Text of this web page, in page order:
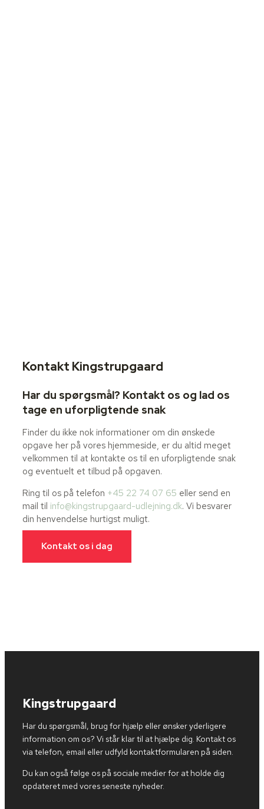
Kontakt Kingstrupgaard
Har du spørgsmål? Kontakt os og lad os
tage en uforpligtende snak
Finder du ikke nok informationer om din ønskede
opgave her på vores hjemmeside, er du altid meget
velkommen til at kontakte os til en uforpligtende snak
og eventuelt et tilbud på opgaven.
Ring til os på telefon +45 22 74 07 65 eller send en
mail til info@kingstrupgaard-udlejning.dk. Vi besvarer
din henvendelse hurtigst muligt.
Kontakt os i dag
Kingstrupgaard
Har du spørgsmål, brug for hjælp eller ønsker yderligere
information om os? Vi står klar til at hjælpe dig. Kontakt os
via telefon, email eller udfyld kontaktformularen på siden.
Du kan også følge os på sociale medier for at holde dig
opdateret med vores seneste nyheder.